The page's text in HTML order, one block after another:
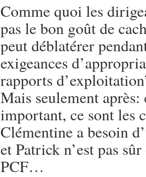
Comme quoi les
pas le bon goût de
peut déblatérer
exigeances
rapports
Mais seulement
important, ce sont les
Clémentine a besoin
et Patrick n’est pas
PCF…